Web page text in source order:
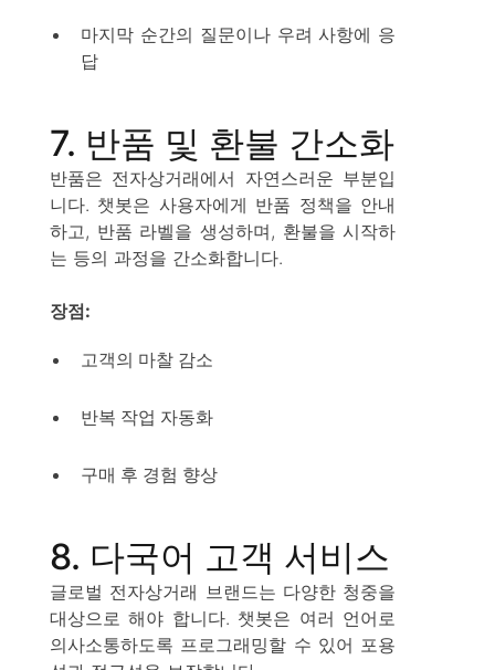
마지막 순간의 질문이나 우려 사항에 응
답
7. 반품 및 환불 간소화
반품은 전자상거래에서 자연스러운 부분입
니다. 챗봇은 사용자에게 반품 정책을 안내
하고, 반품 라벨을 생성하며, 환불을 시작하
는 등의 과정을 간소화합니다.
장점:
고객의 마찰 감소
반복 작업 자동화
구매 후 경험 향상
8. 다국어 고객 서비스
글로벌 전자상거래 브랜드는 다양한 청중을
대상으로 해야 합니다. 챗봇은 여러 언어로
의사소통하도록 프로그래밍할 수 있어 포용